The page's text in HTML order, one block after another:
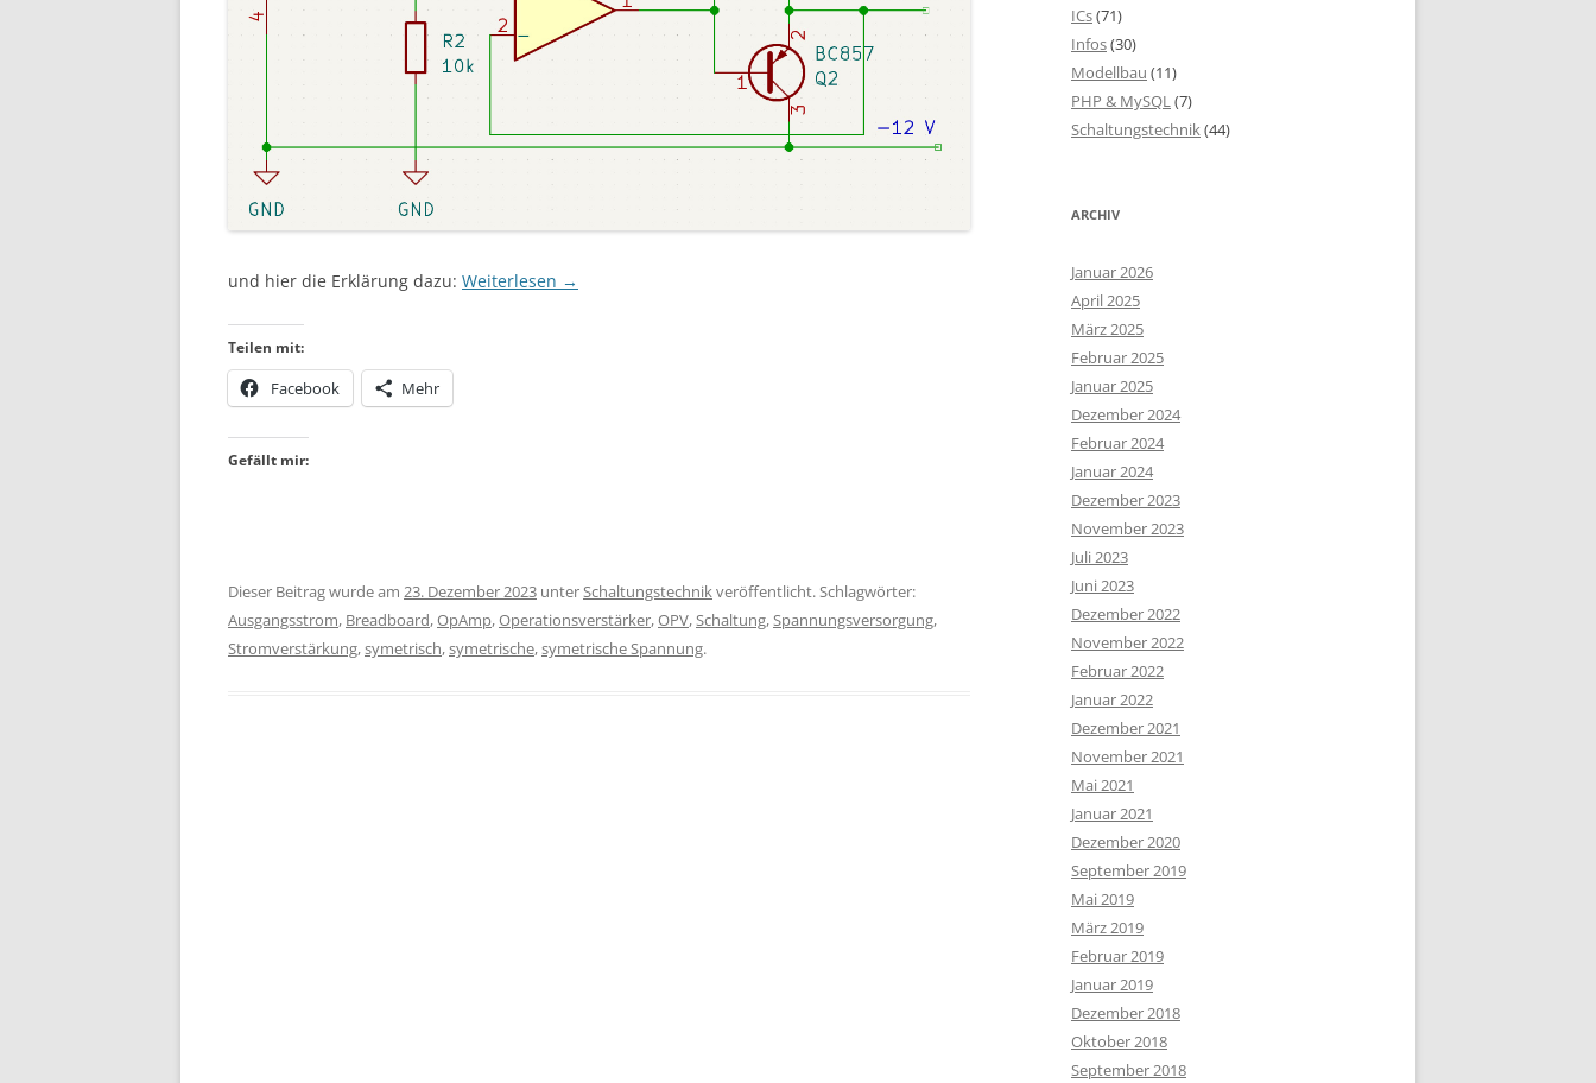
und hier die Erklärung dazu: Weiterlesen →
Teilen mit:
Facebook Mehr
Gefällt mir:
Dieser Beitrag wurde am 23. Dezember 2023 unter Schaltungstechnik veröffentlicht. Schlagwörter:
Ausgangsstrom, Breadboard,OpAmp,Operationsverstärker,OPV, Schaltung, Spannungsversorgung,
Stromverstärkung,symetrisch,symetrische,symetrische Spannung.
ICs(71)
Infos(30)
Modellbau (11)
PHP & MySQL(7)
Schaltungstechnik(44)
ARCHIV
Januar 2026
April 2025
März 2025
Februar 2025
Januar 2025
Dezember 2024
Februar 2024
Januar 2024
Dezember 2023
November 2023
Juli 2023
Juni 2023
Dezember 2022
November 2022
Februar 2022
Januar 2022
Dezember 2021
November 2021
Mai 2021
Januar 2021
Dezember 2020
September 2019
Mai 2019
März 2019
Februar 2019
Januar 2019
Dezember 2018
Oktober 2018
September 2018